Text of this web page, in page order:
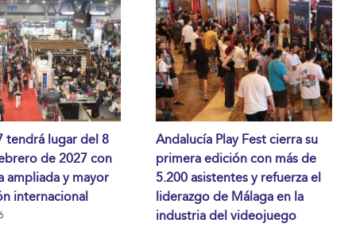
tendrá lugar del 8
de 2027 con
ampliada y mayor
internacional
Andalucía Play Fest cierra su
primera edición con más de
5.200 asistentes y refuerza el
liderazgo de Málaga en la
industria del videojuego